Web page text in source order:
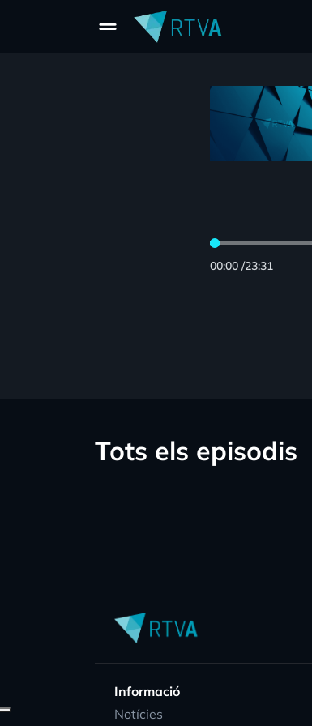
drag_handle
00:00/23:31
Tots els episodis
Informació
Notícies